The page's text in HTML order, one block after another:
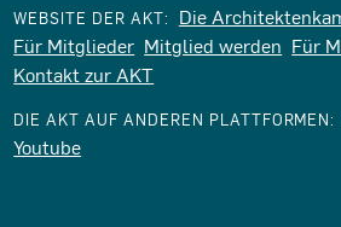
WEBSITE DER AKT: Die
Für Mitglieder Mitglied werden Für
Kontakt zur AKT
DIE AKT AUF ANDEREN PLATTFORMEN:
Youtube